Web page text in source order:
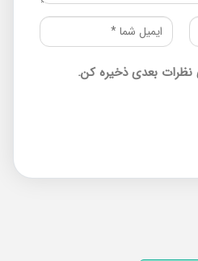
بعدی ذخیره کن.